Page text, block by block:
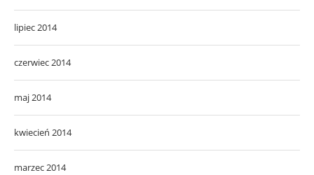
lipiec 2014
czerwiec 2014
maj 2014
kwiecień 2014
marzec 2014